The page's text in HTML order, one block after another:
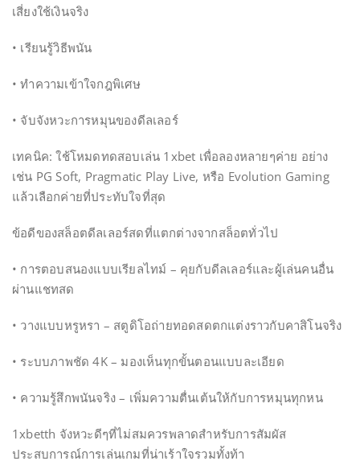
เสี่ยงใช้เงินจริง
• เรียนรู้วิธีพนัน
• ทำความเข้าใจกฎพิเศษ
• จับจังหวะการหมุนของดีลเลอร์
เทคนิค: ใช้โหมดทดสอบเล่น 1xbet เพื่อลองหลายๆค่าย อย่าง
เช่น PG Soft, Pragmatic Play Live, หรือ Evolution Gaming
แล้วเลือกค่ายที่ประทับใจที่สุด
ข้อดีของสล็อตดีลเลอร์สดที่แตกต่างจากสล็อตทั่วไป
• การตอบสนองแบบเรียลไทม์ – คุยกับดีลเลอร์และผู้เล่นคนอื่น
ผ่านแชทสด
• วางแบบหรูหรา – สตูดิโอถ่ายทอดสดตกแต่งราวกับคาสิโนจริง
• ระบบภาพชัด 4K – มองเห็นทุกขั้นตอนแบบละเอียด
• ความรู้สึกพนันจริง – เพิ่มความตื่นเต้นให้กับการหมุนทุกหน
1xbetth จังหวะดีๆที่ไม่สมควรพลาดสำหรับการสัมผัส
ประสบการณ์การเล่นเกมที่น่าเร้าใจรวมทั้งท้า